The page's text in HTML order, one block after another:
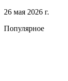
26 мая 2026 г.
Популярное